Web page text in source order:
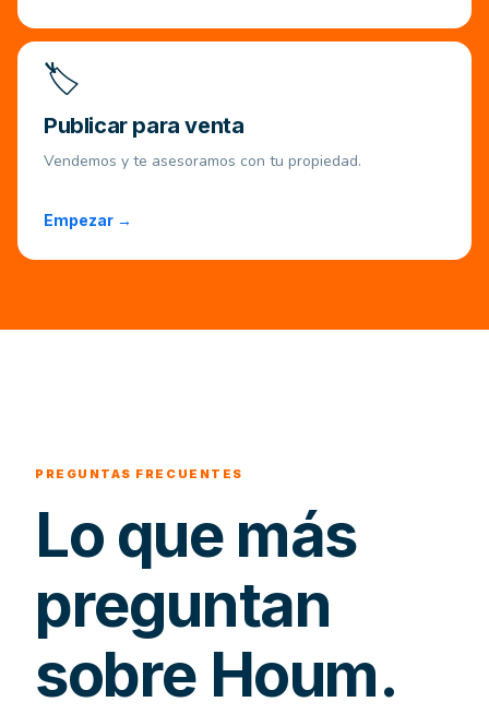
🏷️
Publicar para venta
Vendemos y te asesoramos con tu propiedad.
Empezar →
PREGUNTAS FRECUENTES
Lo que más
preguntan
sobre Houm.